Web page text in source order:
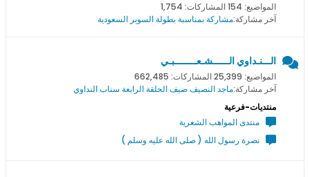
المواضيع: 154 المشاركات: 1,754
آخر مشاركة:مشاركة بمناسبة بطولة السوبر السعودية
الـــنـداوي الــــــشـعــــــــبـي
المواضيع: 25,399 المشاركات: 662,485
آخر مشاركة:ماجد النصيف ضيف الحلقة الرابعة سناب النداوي
منتديات-فرعية
منتدى المواهب الشعرية
نصرة رسول الله ( صلى الله عليه وسلم )